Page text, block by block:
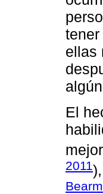
tener
ellas
El
2011